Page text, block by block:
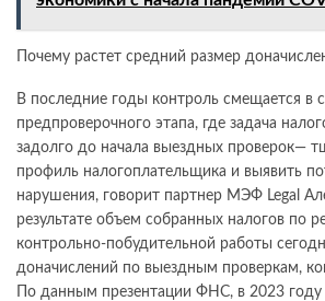
Почему растет средний размер
В последние годы контроль смещается в
предпроверочного этапа, где задача
задолго до начала выездных проверок—
профиль налогоплательщика и выявить
нарушения, говорит партнер МЭФ Legal
результате объем собранных налогов по
контрольно-побудительной работы
доначислений по выездным проверкам,
По данным презентации ФНС, в 2023 году